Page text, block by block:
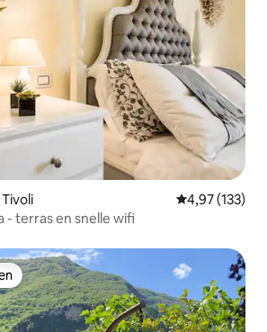
Gemiddelde
4,97 (133)
- terras en snelle wifi